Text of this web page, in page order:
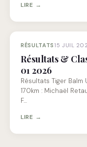
LIRE →
RÉSULTATS 15 JUIL
Résultats &
01 2026
Résultats Tiger Balm
170km : Michaël
F…
LIRE →